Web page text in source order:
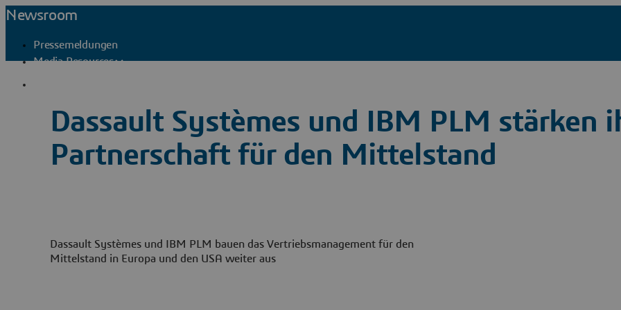
Newsroom
Pressemeldungen
Media Resources
Dassault Systèmes und IBM PLM stärken
Partnerschaft für den Mittelstand
Dassault Systèmes und IBM PLM bauen das Vertriebsmanagement für den
Mittelstand in Europa und den USA weiter aus